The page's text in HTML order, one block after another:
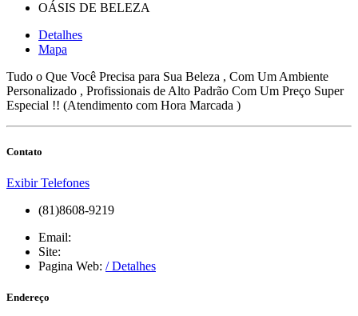
OÁSIS DE BELEZA
Detalhes
Mapa
Tudo o Que Você Precisa para Sua Beleza , Com Um Ambiente
Personalizado , Profissionais de Alto Padrão Com Um Preço Super
Especial !! (Atendimento com Hora Marcada )
Contato
Exibir Telefones
(81)8608-9219
Email:
Site:
Pagina Web: / Detalhes
Endereço